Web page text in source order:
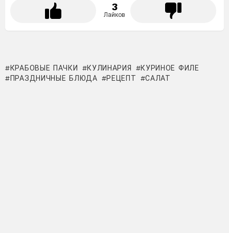
3
Лайков
КРАБОВЫЕ ПАЧКИ КУЛИНАРИЯ
КУРИНОЕ ФИЛЕ
ПРАЗДНИЧНЫЕ БЛЮДА
РЕЦЕПТ САЛАТ